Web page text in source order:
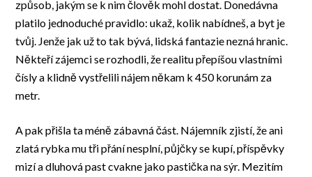
způsob, jakým se k nim člověk mohl dostat. Donedávna
platilo jednoduché pravidlo: ukaž, kolik nabídneš, a byt je
tvůj. Jenže jak už to tak bývá, lidská fantazie nezná hranic.
Někteří zájemci se rozhodli, že realitu přepíšou vlastními
čísly a klidně vystřelili nájem někam k 450 korunám za
metr.
A pak přišla ta méně zábavná část. Nájemník zjistí, že ani
zlatá rybka mu tři přání nesplní, půjčky se kupí, příspěvky
mizí a dluhová past cvakne jako pastička na sýr. Mezitím